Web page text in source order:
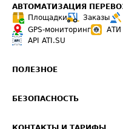
АВТОМАТИЗАЦИЯ
Площадки
Заказы
GPS-мониторинг
АТИ
API ATI.SU
ПОЛЕЗНОЕ
Звезды ATI.SU на вашем сайте
БЕЗОПАСНОСТЬ